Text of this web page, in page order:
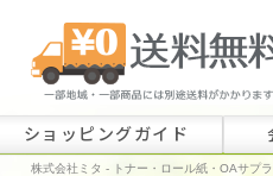
ショッピングガイド
株式会社ミタ - トナー・ロール紙・OAサプ